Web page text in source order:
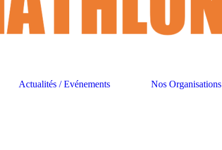
Actualités / Evénements Nos Organisations